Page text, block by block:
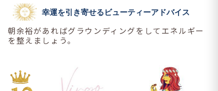
幸運を引き寄せるビューティーアドバイス
朝余裕があればグラウンディングをしてエネルギー
を整えましょう。